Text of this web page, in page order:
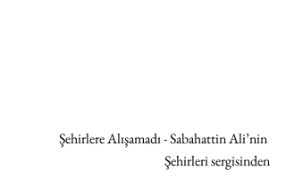
Şehirlere Alışamadı - Sabahattin Ali’nin
Şehirleri sergisinden